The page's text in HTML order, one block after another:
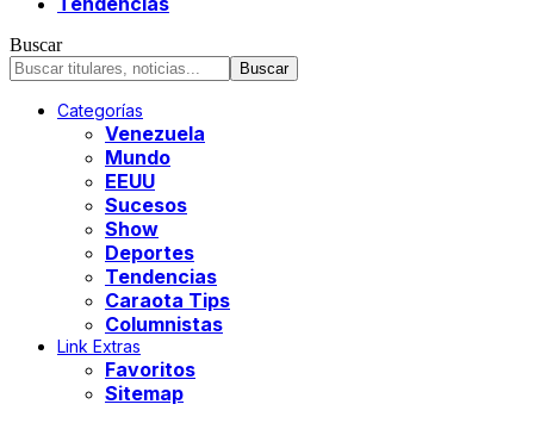
Buscar
Categorías
Venezuela
Mundo
EEUU
Sucesos
Show
Deportes
Tendencias
Caraota Tips
Columnistas
Link Extras
Favoritos
Sitemap